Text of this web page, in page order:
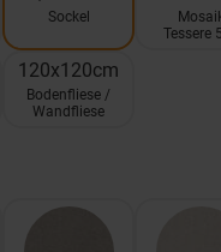
Sockel
Tessere
120x120cm
Bodenfliese /
Wandfliese